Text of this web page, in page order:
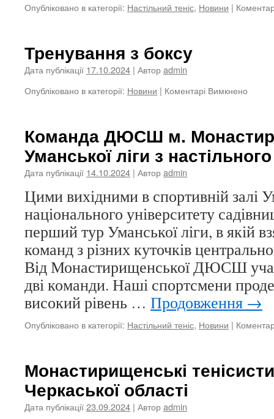
Опубліковано в категорії: Настільний теніс, Новини |
Тренування з боксу
Дата публікації 17.10.2024 | Авторadmin
Опубліковано в категорії: Новини | Коментарі Вимкнено
Команда ДЮСШ м.
Уманської ліги з
Дата публікації 14.10.2024 | Авторadmin
Цими вихідними в спортивній залі
національного університету
перший тур Уманської ліги, в якій
команд з різних куточків
Від Монастирищенської ДЮСШ
дві команди. Наші спортсмени
високий рівень … Продовження →
Опубліковано в категорії: Настільний теніс, Новини |
Монастирищенські
Черкаської області
Дата публікації23.09.2024 | Авторadmin